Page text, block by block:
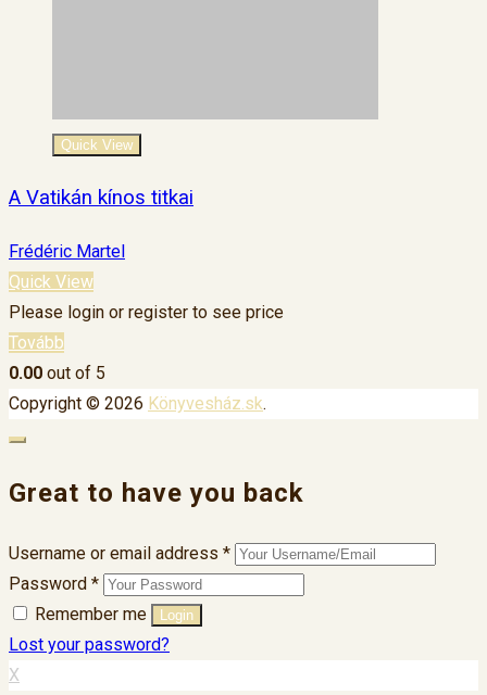
Quick View
A Vatikán kínos titkai
Frédéric Martel
Quick View
Please login or register to see price
Tovább
0.00 out of 5
Copyright © 2026 Könyvesház.sk.
Great to have you back
Username or email address *
Password *
Remember me
Lost your password?
X